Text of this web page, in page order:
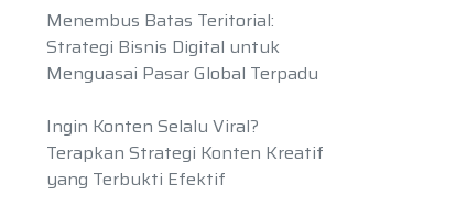
Menembus Batas Teritorial:
Strategi Bisnis Digital untuk
Menguasai Pasar Global Terpadu
Ingin Konten Selalu Viral?
Terapkan Strategi Konten Kreatif
yang Terbukti Efektif